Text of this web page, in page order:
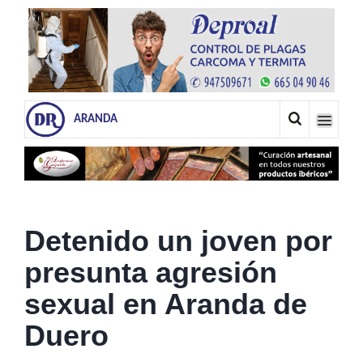
ARANDA
Detenido un joven por
presunta agresión
sexual en Aranda de
Duero